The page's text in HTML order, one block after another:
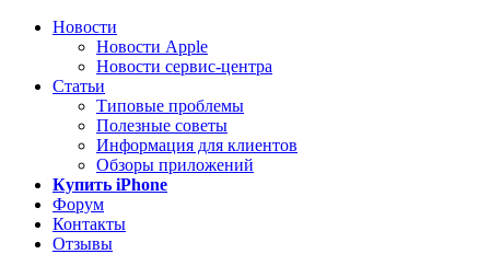
Новости
Новости Apple
Новости сервис-центра
Статьи
Типовые проблемы
Полезные советы
Информация для клиентов
Обзоры приложений
Купить iPhone
Форум
Контакты
Отзывы